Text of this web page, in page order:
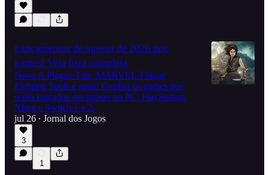
Lançamentos de agosto de 2026 nos
games! Veja lista completa
Novo A Plague Tale, MARVEL Tōkon:
Fighting Souls e mais! Confira os games que
serão lançados em agosto no PC, PlayStation,
Xbox e Switch 1 e 2.
jul 26 • Jornal dos Jogos
3
1